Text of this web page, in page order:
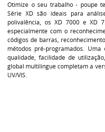
Otimize o seu trabalho - poupe
Série XD são ideais para
polivalência, os XD 7000 e XD
especialmente com o
códigos de barras,
métodos pré-programados.
qualidade, facilidade de
global multilingue completam a
UV/VIS.